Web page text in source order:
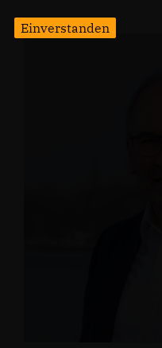
Einverstanden